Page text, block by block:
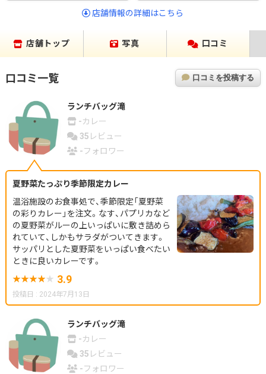
店舗情報の詳細はこちら
店舗トップ 写真 口コミ
口コミ一覧 口コミを投稿する
ランチバッグ滝
-カレー
35 レビュー
-フォロワー
夏野菜たっぷり季節限定カレー
温浴施設のお食事処で、季節限定「夏野菜
の彩りカレー」を注文。なす、パプリカなど
の夏野菜がルーの上いっぱいに敷き詰めら
れていて、しかもサラダがついてきます。
サッパリとした夏野菜をいっぱい食べたい
ときに良いカレーです。
3.9
投稿日 : 2024年7月13日
ランチバッグ滝
-カレー
35 レビュー
-フォロワー